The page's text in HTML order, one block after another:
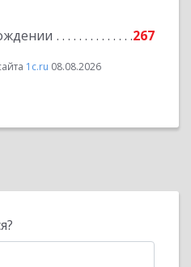
267
1c.ru 08.08.2026